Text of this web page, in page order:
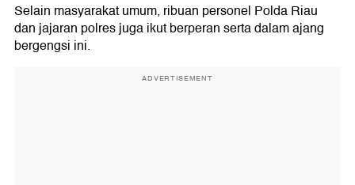
Selain masyarakat umum, ribuan personel Polda Riau
dan jajaran polres juga ikut berperan serta dalam ajang
bergengsi ini.
ADVERTISEMENT